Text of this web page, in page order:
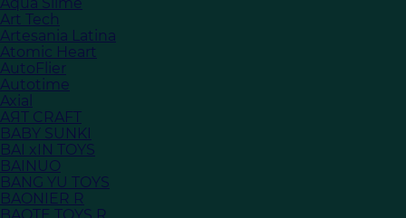
Art Tech
Artesania Latina
Atomic Heart
AutoFlier
Autotime
Axial
AЯT CRAFT
BABY SUNKI
BAI xIN TOYS
BAINUO
BANG YU TOYS
BAONIER R